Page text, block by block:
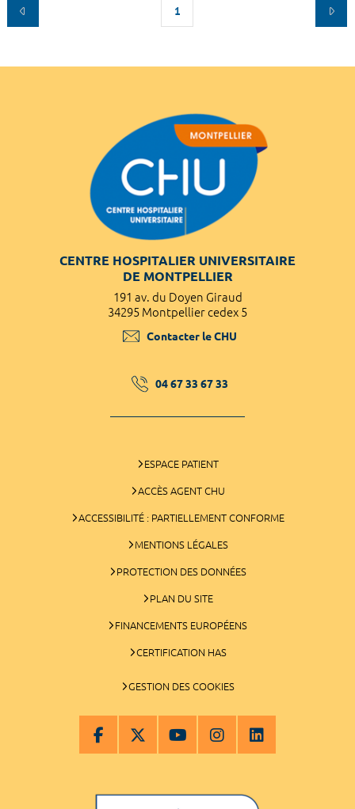
1
CENTRE HOSPITALIER UNIVERSITAIRE
DE MONTPELLIER
191 av. du Doyen Giraud
34295 Montpellier cedex 5
Contacter le CHU
04 67 33 67 33
ESPACE PATIENT
ACCÈS AGENT CHU
ACCESSIBILITÉ : PARTIELLEMENT CONFORME
MENTIONS LÉGALES
PROTECTION DES DONNÉES
PLAN DU SITE
FINANCEMENTS EUROPÉENS
CERTIFICATION HAS
GESTION DES COOKIES